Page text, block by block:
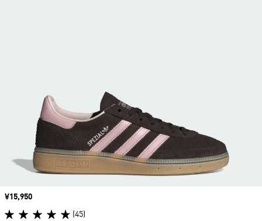
価格
¥15,950
(45)